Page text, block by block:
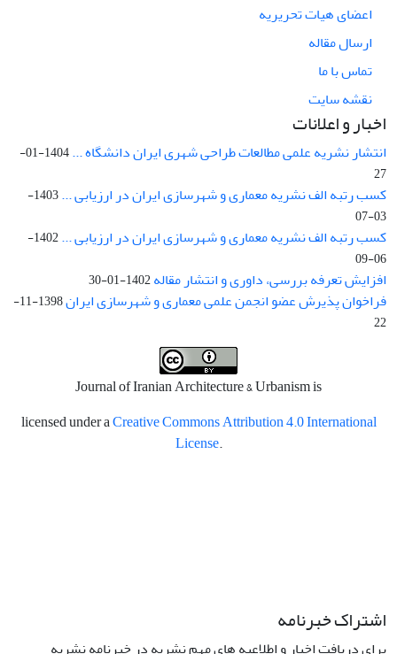
اعضای هیات تحریریه
ارسال مقاله
تماس با ما
نقشه سایت
اخبار و اعلانات
انتشار نشریه علمی مطالعات طراحی شهری ایران دانشگاه ...
1404-01-
27
کسب رتبه الف نشریه معماری و شهرسازی ایران در ارزیابی ...
1403-
03-07
کسب رتبه الف نشریه معماری و شهرسازی ایران در ارزیابی ...
1402-
06-09
افزایش تعرفه بررسی، داوری و انتشار مقاله1402-01-30
فراخوان پذیرش عضو انجمن علمی معماری و شهرسازی ایران
1398-11-
22
Journal of Iranian Architecture & Urbanism is
licensed under aCreative Commons Attribution 4.0 International
License.
اشتراک خبرنامه
برای دریافت اخبار و اطلاعیه های مهم نشریه در خبرنامه نشریه